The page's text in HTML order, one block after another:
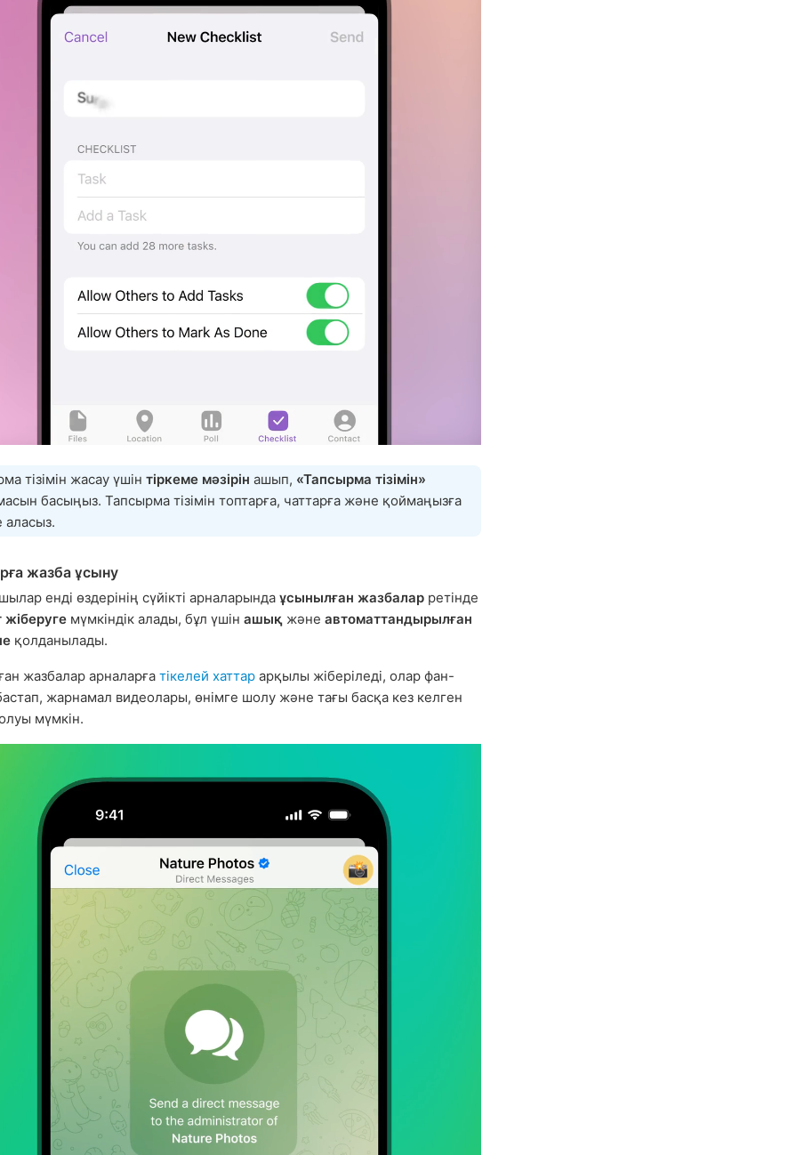
тізімін жасау үшін тіркеме мәзірін ашып, «Тапсырма тізімін»
басыңыз. Тапсырма тізімін топтарға, чаттарға және қоймаңызға
аласыз.
жазба ұсыну
енді өздерінің сүйікті арналарында ұсынылған жазбалар ретінде
жіберуге мүмкіндік алады, бұл үшін ашық және автоматтандырылған
қолданылады.
жазбалар арналарға тікелей хаттар арқылы жіберіледі, олар фан-
жарнамал видеолары, өнімге шолу және тағы басқа кез келген
мүмкін.